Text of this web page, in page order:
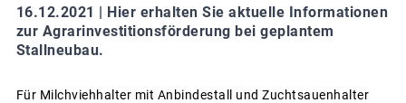
16.12.2021 | Hier erhalten Sie aktuelle Informationen
zur Agrarinvestitionsförderung bei geplantem
Stallneubau.
Für Milchviehhalter mit Anbindestall und Zuchtsauenhalter